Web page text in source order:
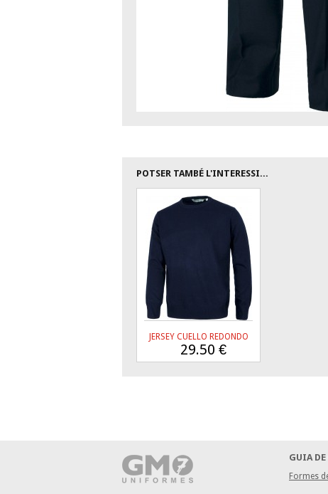
POTSER TAMBÉ L'INTERESSI...
JERSEY CUELLO REDONDO
29.50 €
GUIA DE
Formes